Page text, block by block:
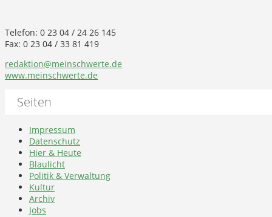
Telefon: 0 23 04 / 24 26 145
Fax: 0 23 04 / 33 81 419
redaktion@meinschwerte.de
www.meinschwerte.de
Seiten
Impressum
Datenschutz
Hier & Heute
Blaulicht
Politik & Verwaltung
Kultur
Archiv
Jobs